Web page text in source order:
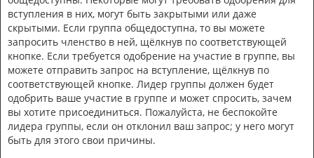
вступления в них, могут быть закрытыми или даже
скрытыми. Если группа общедоступна, то вы можете
запросить членство в ней, щёлкнув по соответствующей
кнопке. Если требуется одобрение на участие в группе, вы
можете отправить запрос на вступление, щёлкнув по
соответствующей кнопке. Лидер группы должен будет
одобрить ваше участие в группе и может спросить, зачем
вы хотите присоединиться. Пожалуйста, не беспокойте
лидера группы, если он отклонил ваш запрос; у него могут
быть для этого свои причины.